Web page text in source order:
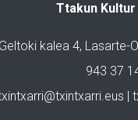
Ttakun
Geltoki kalea 4, Lasarte-
943 37
|